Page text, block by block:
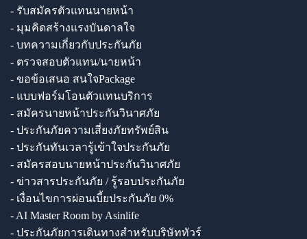
- รับสมัครตัวแทนนายหน้า
- มุมคิดสร้างแรงบันดาลใจ
- บทความเกี่ยวกับประกันภัย
- ตรวจสอบตัวแทน/นายหน้า
- ขอข้อเสนอ สนใจPackage
- แบบฟอร์มโอนตัวแทนบริการ
- สมัครนายหน้าประกันวินาศภัย
- ประกันภัยความเสี่ยงภัยทรัพย์สิน
- ประกันทันเวลารู้เข้าใจประกันภัย
- สมัครสอบนายหน้าประกันวินาศภัย
- ข่าวสารประกันภัย / รู้รอบประกันภัย
- เงื่อนไขการผ่อนเบี้ยประกันภัย 0%
- AI Master Room by Asinlife
- ประกันภัยการเดินทางสำหรับบริษัททัวร์